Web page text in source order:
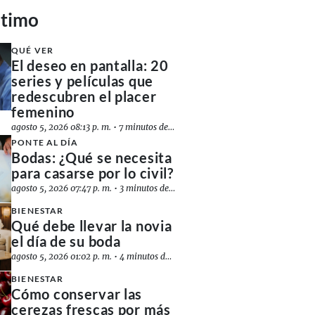
QUÉ VER
El deseo en pantalla: 20
series y películas que
redescubren el placer
femenino
agosto 5, 2026 08:13 p. m. •7 minutos de lectura
PONTE AL DÍA
Bodas: ¿Qué se necesita
para casarse por lo civil?
agosto 5, 2026 07:47 p. m. • 3 minutos de lectura
BIENESTAR
Qué debe llevar la novia
el día de su boda
agosto 5, 2026 01:02 p. m. •4 minutos de lectura
BIENESTAR
Cómo conservar las
cerezas frescas por más